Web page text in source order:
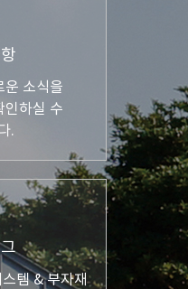
운 소식을
인하실 수
.
템 & 부자재